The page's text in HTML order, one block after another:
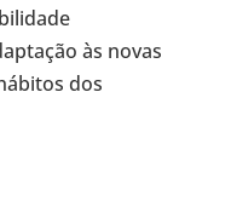
às novas
dos